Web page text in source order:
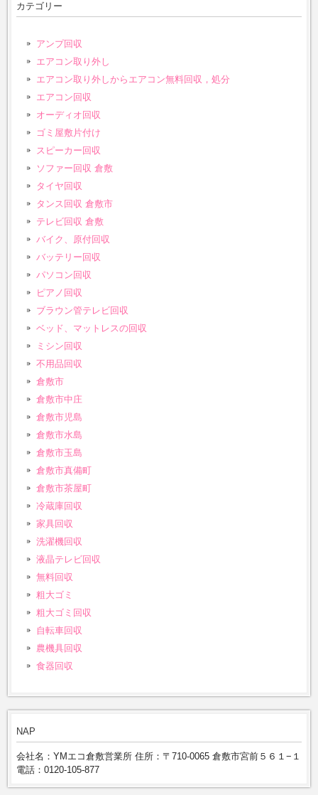
カテゴリー
アンプ回収
エアコン取り外し
エアコン取り外しからエアコン無料回収，処分
エアコン回収
オーディオ回収
ゴミ屋敷片付け
スピーカー回収
ソファー回収 倉敷
タイヤ回収
タンス回収 倉敷市
テレビ回収 倉敷
バイク、原付回収
バッテリー回収
パソコン回収
ピアノ回収
ブラウン管テレビ回収
ベッド、マットレスの回収
ミシン回収
不用品回収
倉敷市
倉敷市中庄
倉敷市児島
倉敷市水島
倉敷市玉島
倉敷市真備町
倉敷市茶屋町
冷蔵庫回収
家具回収
洗濯機回収
液晶テレビ回収
無料回収
粗大ゴミ
粗大ゴミ回収
自転車回収
農機具回収
食器回収
NAP
会社名：YMエコ倉敷営業所 住所：〒710-0065 倉敷市宮前５６１−１
電話：0120-105-877